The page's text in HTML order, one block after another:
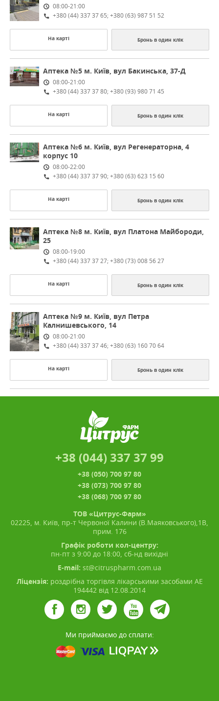
08:00-21:00
+380 (44) 337 37 65; +380 (63) 987 51 52
На карті Бронь в один клік
Аптека №5 м. Київ, вул Бакинська, 37-Д
08:00-21:00
+380 (44) 337 37 80; +380 (93) 980 71 45
На карті Бронь в один клік
Аптека №6 м. Київ, вул Регенераторна, 4
корпус 10
08:00-22:00
+380 (44) 337 37 90; +380 (63) 623 15 60
На карті Бронь в один клік
Аптека №8 м. Київ, вул Платона Майбороди,
25
08:00-19:00
+380 (44) 337 37 27; +380 (73) 008 56 27
На карті Бронь в один клік
Аптека №9 м. Київ, вул Петра
Калнишевського, 14
08:00-21:00
+380 (44) 337 37 46; +380 (63) 160 70 64
На карті Бронь в один клік
+38 (044) 337 37 99
+38 (050) 700 97 80
+38 (073) 700 97 80
+38 (068) 700 97 80
ТОВ «Цитрус-Фарм»
02225, м. Київ, пр-т Червоної Калини (В.Маяковського),1В,
прим. 176
Графік роботи кол-центру:
пн-пт з 9:00 до 18:00, сб-нд вихідні
E-mail: st@citruspharm.com.ua
Ліцензія: роздрібна торгівля лікарськими засобами АЕ
194442 від 12.08.2014
Ми приймаємо до сплати: